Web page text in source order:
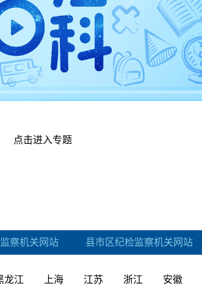
点击进入专题
察机关网站 县市区纪检监察机关网站
龙江 上海 江苏 浙江 安徽